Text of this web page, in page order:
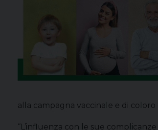
alla campagna vaccinale e di
“L’influenza con le sue